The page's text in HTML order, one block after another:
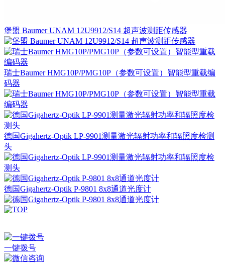
堡盟 Baumer UNAM 12U9912/S14 超声波测距传感器
瑞士Baumer HMG10P/PMG10P（参数可设置）智能型重载编
码器
德国Gigahertz-Optik LP-9901测量激光辐射功率和辐照度检测
头
德国Gigahertz-Optik P-9801 8x8通道光度计
一键拨号